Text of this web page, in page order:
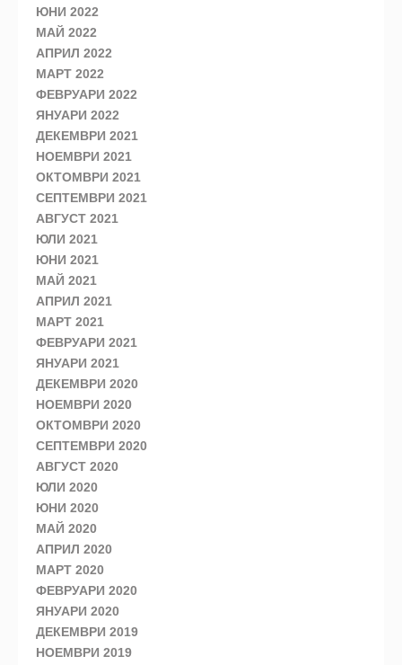
ЮНИ 2022
МАЙ 2022
АПРИЛ 2022
МАРТ 2022
ФЕВРУАРИ 2022
ЯНУАРИ 2022
ДЕКЕМВРИ 2021
НОЕМВРИ 2021
ОКТОМВРИ 2021
СЕПТЕМВРИ 2021
АВГУСТ 2021
ЮЛИ 2021
ЮНИ 2021
МАЙ 2021
АПРИЛ 2021
МАРТ 2021
ФЕВРУАРИ 2021
ЯНУАРИ 2021
ДЕКЕМВРИ 2020
НОЕМВРИ 2020
ОКТОМВРИ 2020
СЕПТЕМВРИ 2020
АВГУСТ 2020
ЮЛИ 2020
ЮНИ 2020
МАЙ 2020
АПРИЛ 2020
МАРТ 2020
ФЕВРУАРИ 2020
ЯНУАРИ 2020
ДЕКЕМВРИ 2019
НОЕМВРИ 2019